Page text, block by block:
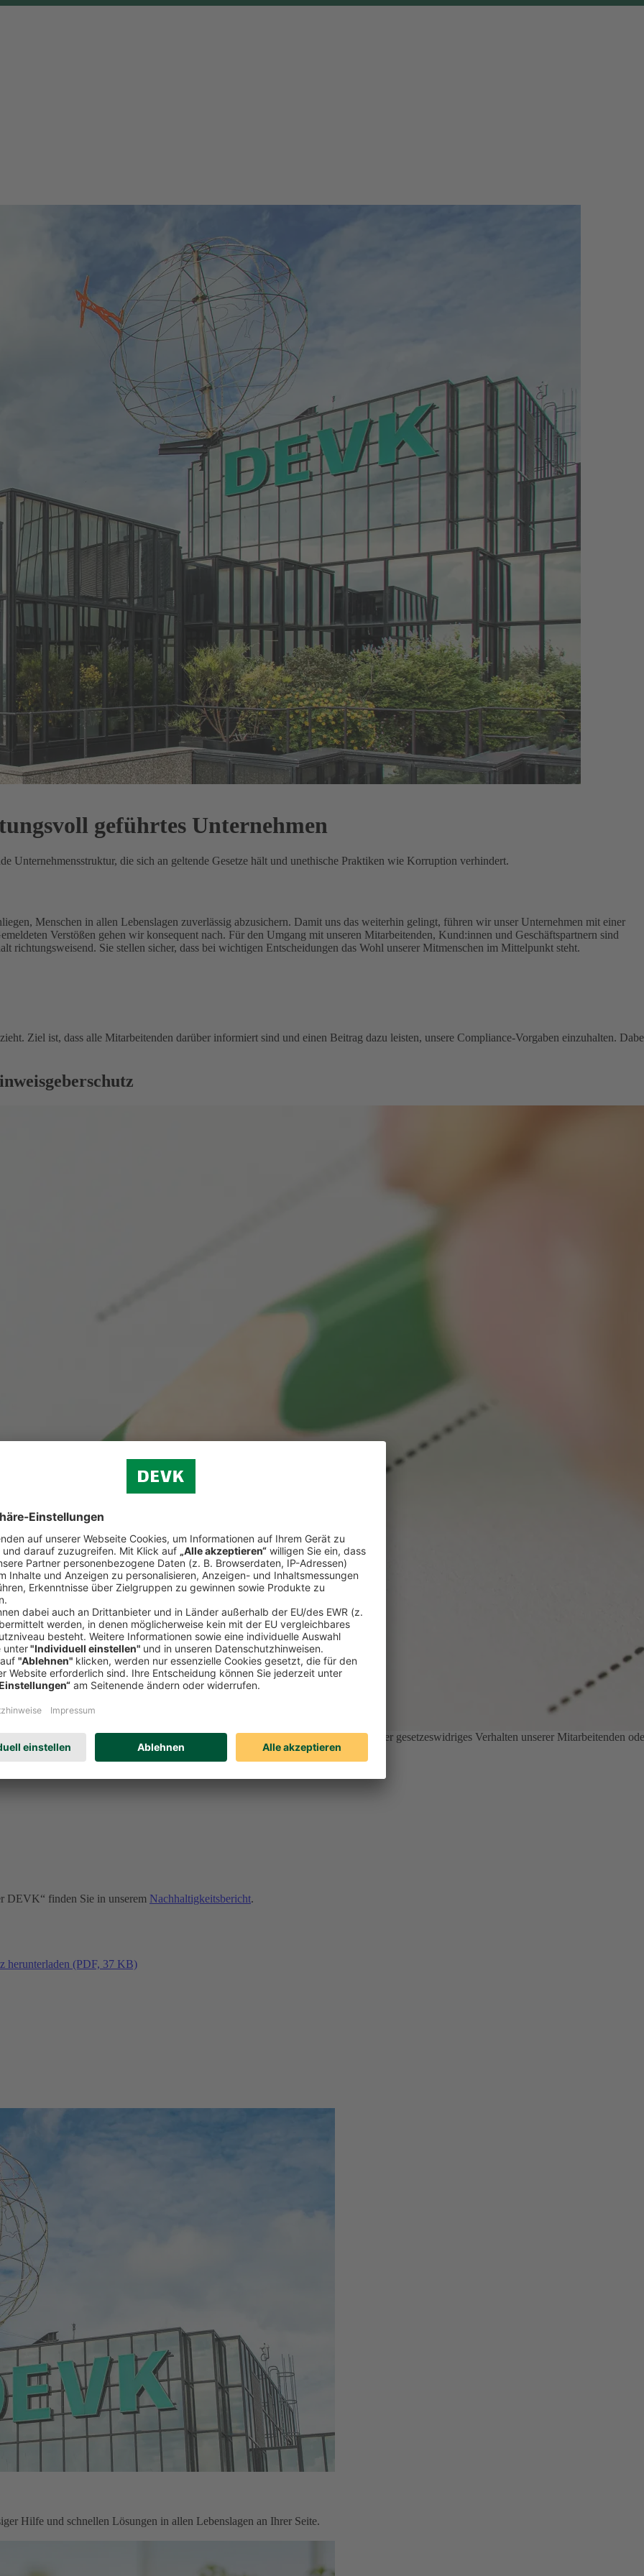
geführtes Unternehmen
Unternehmensstruktur, die sich an geltende Gesetze hält und unethische Praktiken wie Korruption verhindert.
Menschen in allen Lebenslagen zuverlässig abzusichern. Damit uns das weiterhin gelingt, führen wir unser Unternehmen mit einer
Verstößen gehen wir konsequent nach. Für den Umgang mit unseren Mitarbeitenden, Kund:innen und Geschäftspartnern sind
richtungsweisend. Sie stellen sicher, dass bei wichtigen Entscheidungen das Wohl unserer Mitmenschen im Mittelpunkt steht.
Ziel ist, dass alle Mitarbeitenden darüber informiert sind und einen Beitrag dazu leisten, unsere Compliance-Vorgaben einzuhalten.
wichtige Rolle. Sollte es dennoch zu Verstößen kommen, kann unethisches oder gesetzeswidriges Verhalten unserer Mitarbeitenden
Erfahren Sie auf unserer Compliance-Seite u. a.:
DEVK“ finden Sie in unserem Nachhaltigkeitsbericht.
herunterladen (PDF, 37 KB)
Hilfe und schnellen Lösungen in allen Lebenslagen an Ihrer Seite.